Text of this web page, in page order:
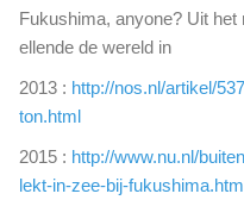
e
n
h
e
e
p
'
:
e
r
Fukushima, anyone? Uit
ellende de wereld in
2013 : http://nos.nl/artikel/
ton.html
2015 : http://www.nu.nl/
lekt-in-zee-bij-